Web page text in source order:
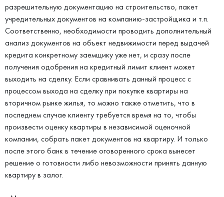
разрешительную документацию на строительство, пакет
учредительных документов на компанию-застройщика и т.п.
Соответственно, необходимости проводить дополнительный
анализ документов на объект недвижимости перед выдачей
кредита конкретному заемщику уже нет, и сразу после
получения одобрения на кредитный лимит клиент может
выходить на сделку. Если сравнивать данный процесс с
процессом выхода на сделку при покупке квартиры на
вторичном рынке жилья, то можно также отметить, что в
последнем случае клиенту требуется время на то, чтобы
произвести оценку квартиры в независимой оценочной
компании, собрать пакет документов на квартиру. И только
после этого банк в течение оговоренного срока вынесет
решение о готовности либо невозможности принять данную
квартиру в залог.